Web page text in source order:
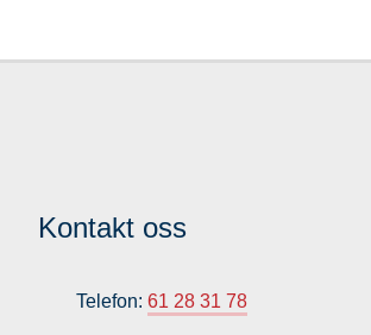
Kontakt oss
Telefon: 61 28 31 78